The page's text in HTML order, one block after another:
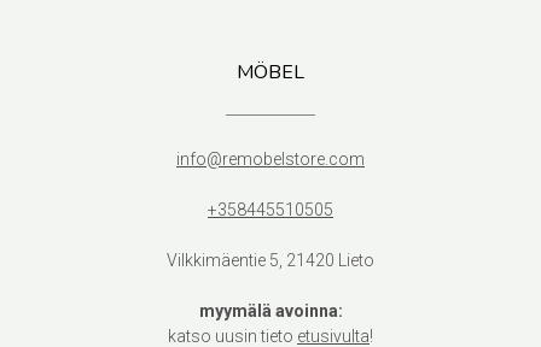
MÖBEL
info@remobelstore.com
+358445510505
Vilkkimäentie 5, 21420 Lieto
myymälä avoinna:
katso uusin tieto etusivulta!